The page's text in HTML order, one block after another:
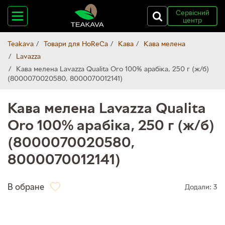
Сервісний
центр
Teakava Товари для HoReCa Кава
Кава мелена
Lavazza
Кава мелена Lavazza Qualita Oro 100% арабіка, 250 г (ж/б)
(8000070020580, 8000070012141)
Кава мелена Lavazza Qualita
Oro 100% арабіка, 250 г (ж/б)
(8000070020580,
8000070012141)
В обране Додали: 3